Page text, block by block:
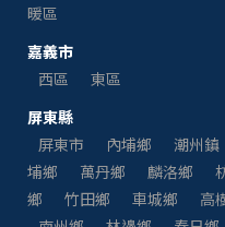
暖區
嘉義市
西區
東區
屏東縣
屏東市
內埔鄉 潮州鎮
埔鄉
萬丹鄉 麟洛鄉
鄉
竹田鄉 車城鄉 高